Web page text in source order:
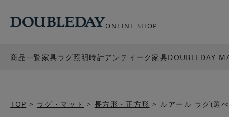
ONLINE SHOP
商品一覧家具ラグ照明時計アンティーク家具DOUBLEDAY
TOP ラグ・マット 長方形・正方形 ルアール ラグ(選